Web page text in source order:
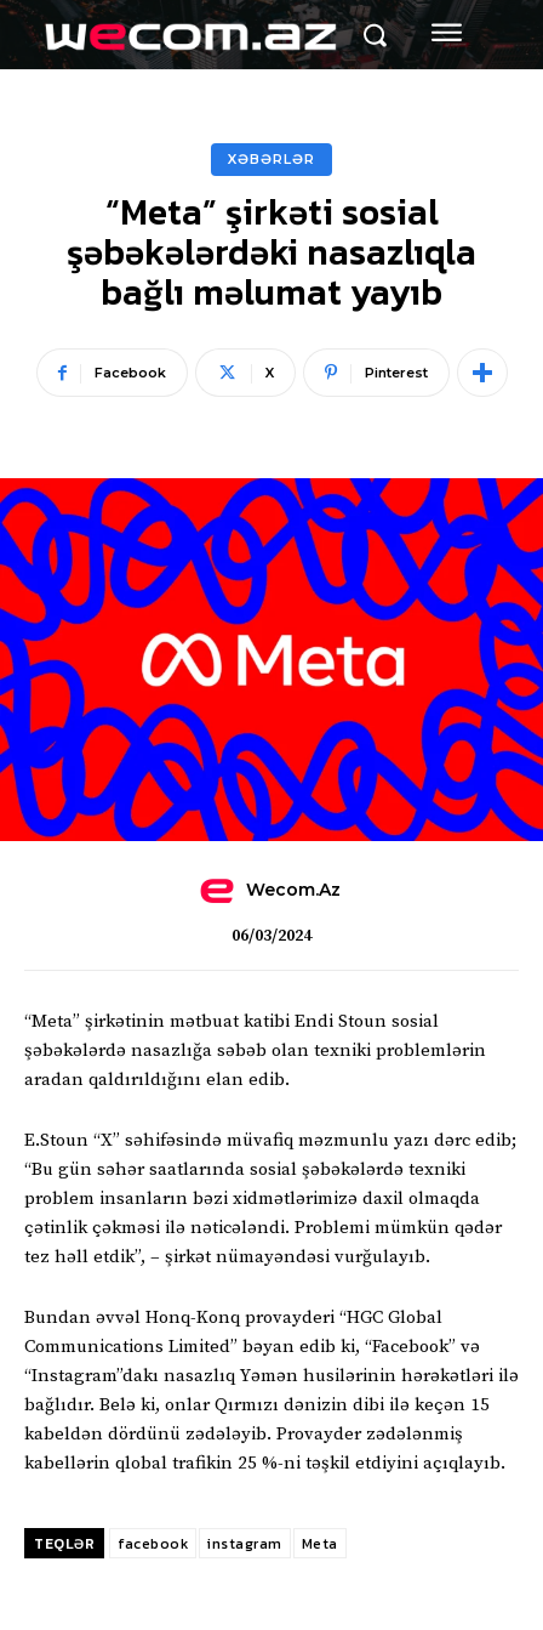
XƏBƏRLƏR
“Meta” şirkəti sosial
şəbəkələrdəki nasazlıqla
bağlı məlumat yayıb
Facebook X Pinterest
Wecom.az
06/03/2024
“Meta” şirkətinin mətbuat katibi Endi Stoun sosial
şəbəkələrdə nasazlığa səbəb olan texniki problemlərin
aradan qaldırıldığını elan edib.
E.Stoun “X” səhifəsində müvafiq məzmunlu yazı dərc edib;
“Bu gün səhər saatlarında sosial şəbəkələrdə texniki
problem insanların bəzi xidmətlərimizə daxil olmaqda
çətinlik çəkməsi ilə nəticələndi. Problemi mümkün qədər
tez həll etdik”, – şirkət nümayəndəsi vurğulayıb.
Bundan əvvəl Honq-Konq provayderi “HGC Global
Communications Limited” bəyan edib ki, “Facebook” və
“Instagram”dakı nasazlıq Yəmən husilərinin hərəkətləri ilə
bağlıdır. Belə ki, onlar Qırmızı dənizin dibi ilə keçən 15
kabeldən dördünü zədələyib. Provayder zədələnmiş
kabellərin qlobal trafikin 25 %-ni təşkil etdiyini açıqlayıb.
TEQLƏR facebook instagram Meta